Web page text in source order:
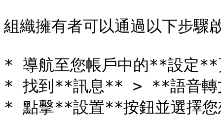
組織擁有者可以通過以下步驟
* 導航至您帳戶中的**設定**
* 找到**訊息** > **語音轉
* 點擊**設置**按鈕並選擇您